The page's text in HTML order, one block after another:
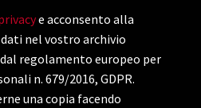
e acconsento alla
nel vostro archivio
regolamento europeo per
n. 679/2016, GDPR.
una copia facendo